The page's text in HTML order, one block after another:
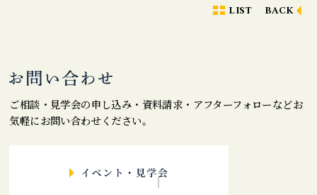
LIST BACK
ご相談・見学会の申し込み・資料請求・アフターフォローなどお
気軽にお問い合わせください。